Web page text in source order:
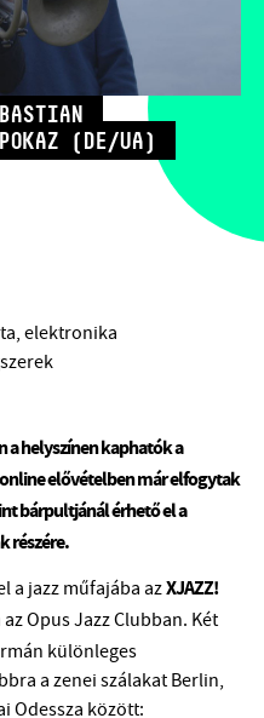
TELEFON
JEGYPÉNZTÁR
NYITVA TARTÁSA
VASÁRNAP:nyitás az előadás
kezdete előtt 2 órával
ÉS KÖNYVTÁR
2019
(DE/UA)
elektronika
a helyszínen kaphatók a
elővételben már elfogytak
bárpultjánál érhető el a
részére.
a jazz műfajába azXJAZZ!
Opus Jazz Clubban. Két
különleges
a zenei szálakat Berlin,
Odessza között: